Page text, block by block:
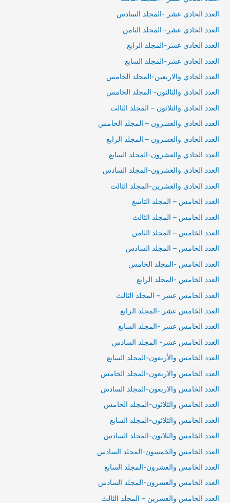
العدد الحادي عشر -المجلد السادس
العدد الحادي عشر- المجلد الثامن
العدد الحادي عشر-المجلد الرابع
العدد الحادي عشر-المجلد السابع
العدد الحادي والاربعين-المجلد الخامس
العدد الحادي والثالثون- المجلد الخامس
العدد الحادي والثلاثون – المجلد الثالث
العدد الحادي والعشرون – المجلد الخامس
العدد الحادي والعشرون – المجلد الرابع
العدد الحادي والعشرون-المجلد السابع
العدد الحادي والعشرون-المجلد السادس
العدد الحادي والعشرين-المجلد الثالث
العدد الخامس – المجلد التاسغ
العدد الخامس – المجلد الثالث
العدد الخامس – المجلد الثامن
العدد الخامس – المجلد السادس
العدد الخامس -المجلد الخامس
العدد الخامس -المجلد الرابع
العدد الخامس عشر – المجلد الثالث
العدد الخامس عشر -المجلد الرابع
العدد الخامس عشر -المجلد السابع
العدد الخامس عشر- المجلد السادس
العدد الخامس والأربعون-المجلد السابع
العدد الخامس والاربعون-المجلد الخامس
العدد الخامس والاربعون-المجلد السادس
العدد الخامس والثلاثون-المجلد الخامس
العدد الخامس والثلاثون-المجلد السابع
العدد الخامس والثلاثون-المجلد السادس
العدد الخامس والخمسون-المجلد السادس
العدد الخامس والعشرون-المجلد السابع
العدد الخامس والعشرون-المجلد السادس
العدد الخامس والعشرين – المجلد الثالث